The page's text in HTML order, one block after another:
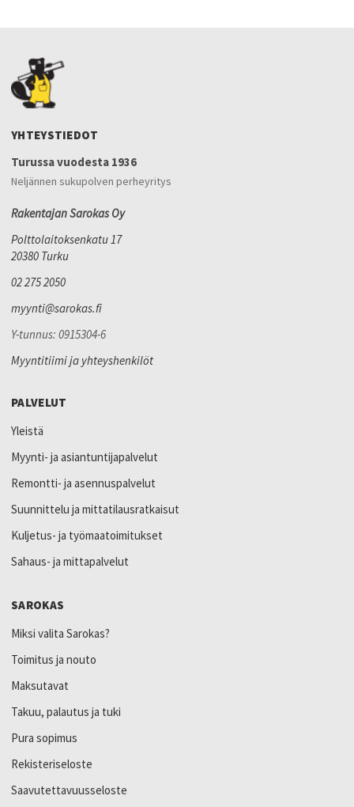
YHTEYSTIEDOT
Turussa vuodesta 1936
Neljännen sukupolven perheyritys
Rakentajan Sarokas Oy
Polttolaitoksenkatu 17
20380 Turku
02 275 2050
myynti@sarokas.fi
Y-tunnus: 0915304-6
Myyntitiimi ja yhteyshenkilöt
PALVELUT
Yleistä
Myynti- ja asiantuntijapalvelut
Remontti- ja asennuspalvelut
Suunnittelu ja mittatilausratkaisut
Kuljetus- ja työmaatoimitukset
Sahaus- ja mittapalvelut
SAROKAS
Miksi valita Sarokas?
Toimitus ja nouto
Maksutavat
Takuu, palautus ja tuki
Pura sopimus
Rekisteriseloste
Saavutettavuusseloste